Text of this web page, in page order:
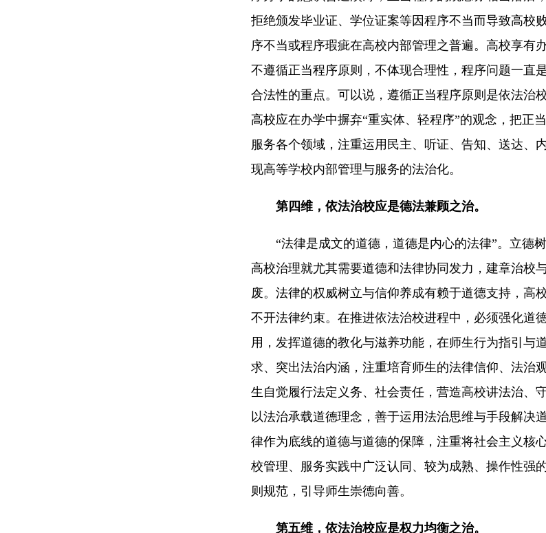
拒绝颁发毕业证、学位证案等因程序不当而导致高校
序不当或程序瑕疵在高校内部管理之普遍。高校享有
不遵循正当程序原则，不体现合理性，程序问题一直
合法性的重点。可以说，遵循正当程序原则是依法治
高校应在办学中摒弃“重实体、轻程序”的观念，把正
服务各个领域，注重运用民主、听证、告知、送达、
现高等学校内部管理与服务的法治化。
第四维，依法治校应是德法兼顾之治。
“法律是成文的道德，道德是内心的法律”。立德树
高校治理就尤其需要道德和法律协同发力，建章治校
废。法律的权威树立与信仰养成有赖于道德支持，高
不开法律约束。在推进依法治校进程中，必须强化道
用，发挥道德的教化与滋养功能，在师生行为指引与
求、突出法治内涵，注重培育师生的法律信仰、法治
生自觉履行法定义务、社会责任，营造高校讲法治、
以法治承载道德理念，善于运用法治思维与手段解决
律作为底线的道德与道德的保障，注重将社会主义核
校管理、服务实践中广泛认同、较为成熟、操作性强
则规范，引导师生崇德向善。
第五维，依法治校应是权力均衡之治。